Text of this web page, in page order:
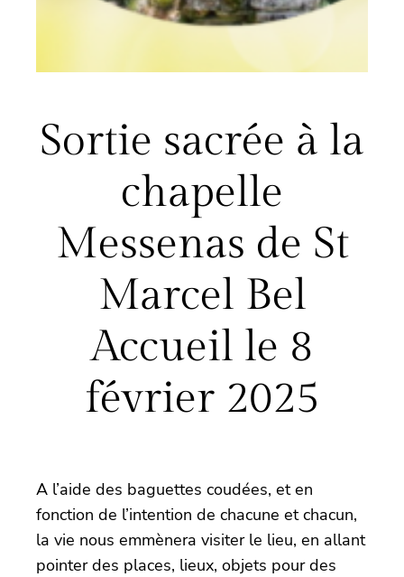
Sortie sacrée à la
chapelle
Messenas de St
Marcel Bel
Accueil le 8
février 2025
A l’aide des baguettes coudées, et en
fonction de l’intention de chacune et chacun,
la vie nous emmènera visiter le lieu, en allant
pointer des places, lieux, objets pour des